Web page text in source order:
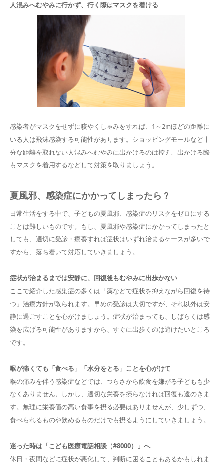
人混みへむやみに行かず、行く際はマスクを着ける
感染者がマスクをせずに咳やくしゃみをすれば、1～2mほどの距離に
いる人は飛沫感染する可能性があります。ショッピングモールなど十
分な距離を取れない人混みへむやみに出かけるのは控え、出かける際
もマスクを着用するなどして対策を取りましょう。
夏風邪、感染症にかかってしまったら？
日常生活をする中で、子どもの夏風邪、感染症のリスクをゼロにする
ことは難しいものです。もし、夏風邪や感染症にかかってしまったと
しても、適切に受診・療養すれば症状はいずれ治まるケースが多いで
すから、落ち着いて対応していきましょう。
症状が治まるまでは安静に、回復後もむやみに出歩かない
ここで紹介した感染症の多くは「薬などで症状を抑えながら回復を待
つ」治療方針が取られます。早めの受診は大切ですが、それ以外は安
静に過ごすことを心がけましょう。症状が治まっても、しばらくは感
染を広げる可能性がありますから、すぐに出歩くのは避けたいところ
です。
喉が痛くても「食べる」「水分をとる」ことを心がけて
喉の痛みを伴う感染症などでは、つらさから飲食を嫌がる子どもも少
なくありません。しかし、適切な栄養を摂らなければ回復も遠のきま
す。無理に栄養価の高い食事を摂る必要はありませんが、少しずつ、
食べられるものや飲めるものだけでも摂るようにしていきましょう。
迷った時は「こども医療電話相談（#8000）」へ
休日・夜間などに症状が悪化して、判断に困ることもあるかもしれま